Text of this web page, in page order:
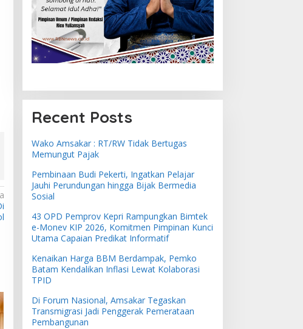
Recent Posts
Wako Amsakar : RT/RW Tidak Bertugas
Memungut Pajak
Pembinaan Budi Pekerti, Ingatkan Pelajar
Jauhi Perundungan hingga Bijak Bermedia
Sosial
43 OPD Pemprov Kepri Rampungkan Bimtek
e-Monev KIP 2026, Komitmen Pimpinan Kunci
Utama Capaian Predikat Informatif
Kenaikan Harga BBM Berdampak, Pemko
Batam Kendalikan Inflasi Lewat Kolaborasi
TPID
Di Forum Nasional, Amsakar Tegaskan
Transmigrasi Jadi Penggerak Pemerataan
Pembangunan